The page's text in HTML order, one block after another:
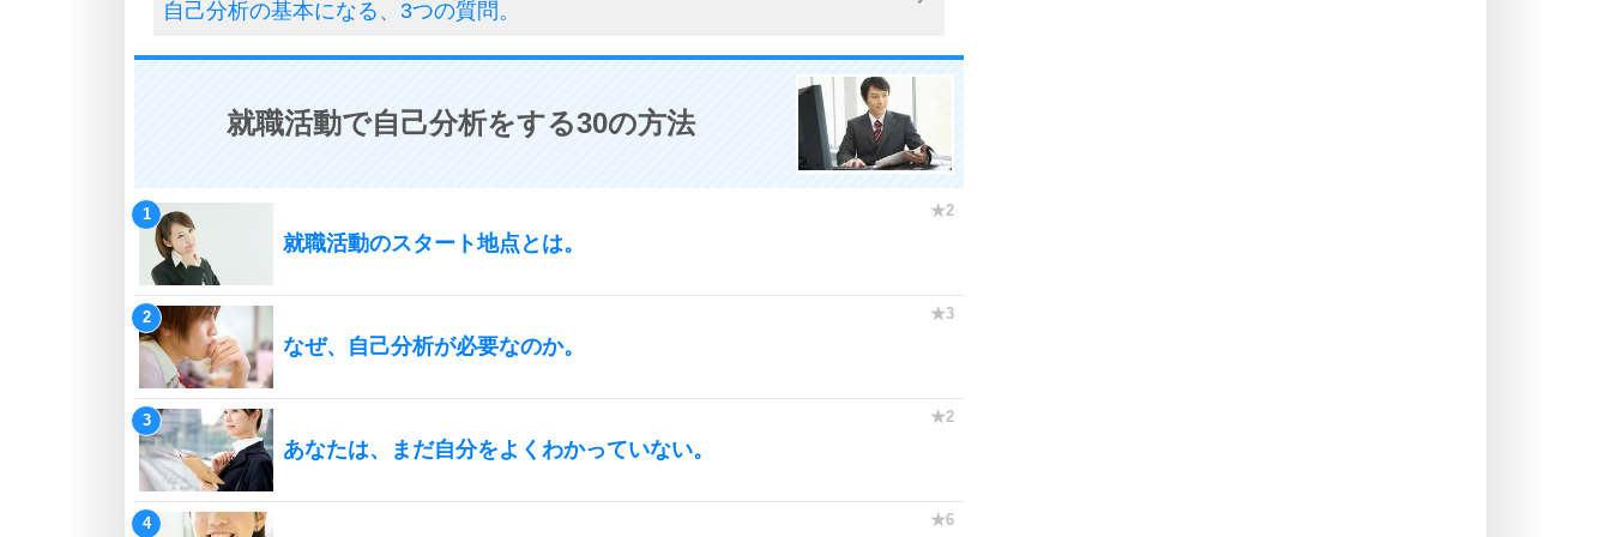
自己分析の基本になる、3つの質問。
就職活動で自己分析をする30の方法
就職活動のスタート地点とは。
なぜ、自己分析が必要なのか。
あなたは、まだ自分をよくわかっていない。